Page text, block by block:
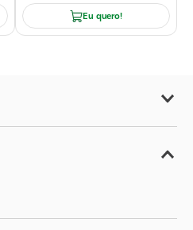
Eu quero!